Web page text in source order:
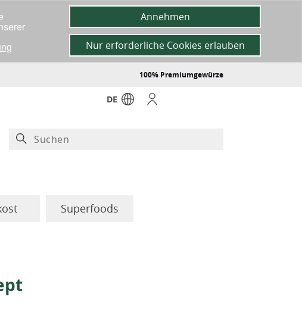
100% Premiumgewürze
DE
Superfoods
Annehmen
Nur erforderliche Cookies erlauben